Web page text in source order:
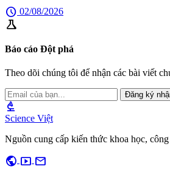
schedule 02/08/2026
science
Báo cáo Đột phá
Theo dõi chúng tôi để nhận các bài viết
Đăng ký
biotech
Science Việt
Nguồn cung cấp kiến thức khoa học,
public smart_display mail